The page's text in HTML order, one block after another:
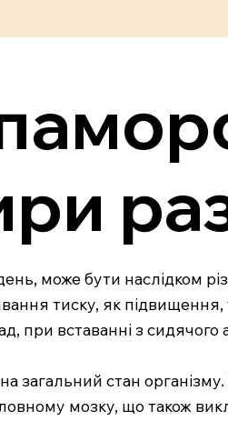
може бути наслідком
тиску, як
при вставанні з
загальний стан
мозку, що також